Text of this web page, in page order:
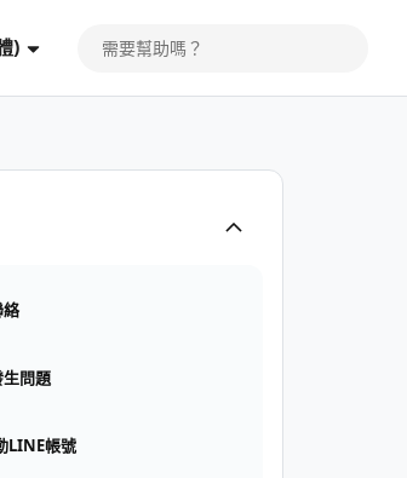
)
絡
問題
LINE帳號